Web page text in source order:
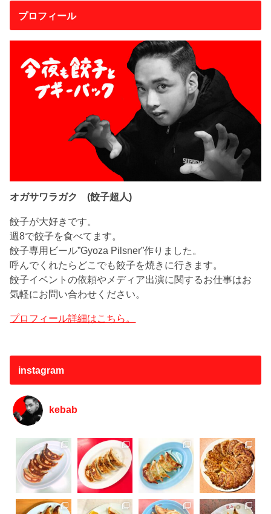
プロフィール
オガサワラガク (餃子超人)
餃子が大好きです。
週8で餃子を食べてます。
餃子専用ビール”Gyoza Pilsner”作りました。
呼んでくれたらどこでも餃子を焼きに行きます。
餃子イベントの依頼やメディア出演に関するお仕事はお
気軽にお問い合わせください。
プロフィール詳細はこちら。
instagram
kebab